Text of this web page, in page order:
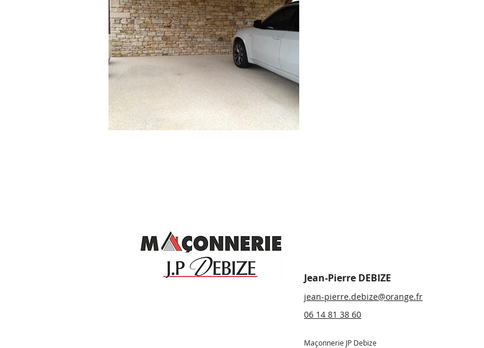
Jean-Pierre DEBIZE
jean-pierre.debize@orange.fr
06 14 81 38 60
Maçonnerie JP Debize